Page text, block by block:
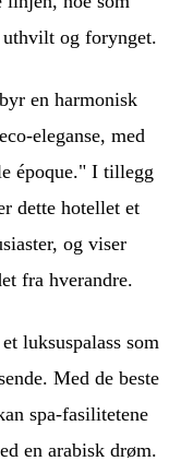
og forynget.
en harmonisk
eleganse, med
époque." I tillegg
dette hotellet et
og viser
fra hverandre.
luksuspalass som
Med de beste
spa-fasilitetene
en arabisk drøm.